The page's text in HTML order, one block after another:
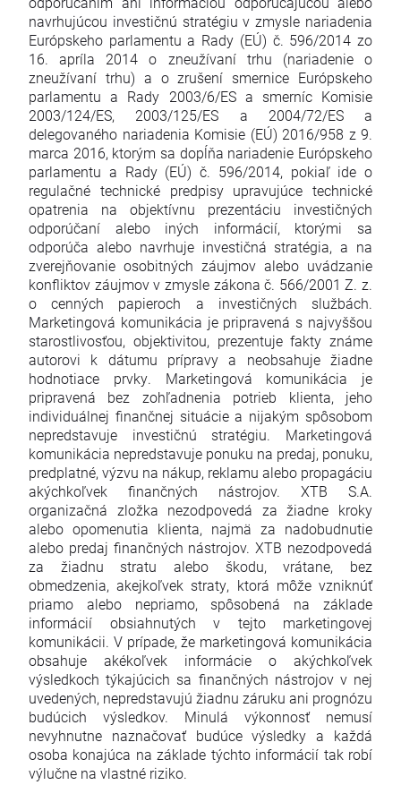
navrhujúcou investičnú stratégiu v zmysle nariadenia
Európskeho parlamentu a Rady (EÚ) č. 596/2014 zo
16. apríla 2014 o zneužívaní trhu (nariadenie o
zneužívaní trhu) a o zrušení smernice Európskeho
parlamentu a Rady 2003/6/ES a smerníc Komisie
2003/124/ES, 2003/125/ES a 2004/72/ES a
delegovaného nariadenia Komisie (EÚ) 2016/958 z 9.
marca 2016, ktorým sa dopĺňa nariadenie Európskeho
parlamentu a Rady (EÚ) č. 596/2014, pokiaľ ide o
regulačné technické predpisy upravujúce technické
opatrenia na objektívnu prezentáciu investičných
odporúčaní alebo iných informácií, ktorými sa
odporúča alebo navrhuje investičná stratégia, a na
zverejňovanie osobitných záujmov alebo uvádzanie
konfliktov záujmov v zmysle zákona č. 566/2001 Z. z.
o cenných papieroch a investičných službách.
Marketingová komunikácia je pripravená s najvyššou
starostlivosťou, objektivitou, prezentuje fakty známe
autorovi k dátumu prípravy a neobsahuje žiadne
hodnotiace prvky. Marketingová komunikácia je
pripravená bez zohľadnenia potrieb klienta, jeho
individuálnej finančnej situácie a nijakým spôsobom
nepredstavuje investičnú stratégiu. Marketingová
komunikácia nepredstavuje ponuku na predaj, ponuku,
predplatné, výzvu na nákup, reklamu alebo propagáciu
akýchkoľvek finančných nástrojov. XTB S.A.
organizačná zložka nezodpovedá za žiadne kroky
alebo opomenutia klienta, najmä za nadobudnutie
alebo predaj finančných nástrojov. XTB nezodpovedá
za žiadnu stratu alebo škodu, vrátane, bez
obmedzenia, akejkoľvek straty, ktorá môže vzniknúť
priamo alebo nepriamo, spôsobená na základe
informácií obsiahnutých v tejto marketingovej
komunikácii. V prípade, že marketingová komunikácia
obsahuje akékoľvek informácie o akýchkoľvek
výsledkoch týkajúcich sa finančných nástrojov v nej
uvedených, nepredstavujú žiadnu záruku ani prognózu
budúcich výsledkov. Minulá výkonnosť nemusí
nevyhnutne naznačovať budúce výsledky a každá
osoba konajúca na základe týchto informácií tak robí
výlučne na vlastné riziko.